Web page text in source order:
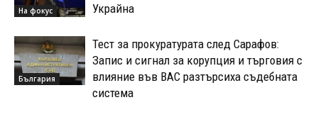
На фокус
Украйна
България
Тест за прокуратурата след Сарафов:
Запис и сигнал за корупция и търговия с
влияние във ВАС разтърсиха съдебната
система